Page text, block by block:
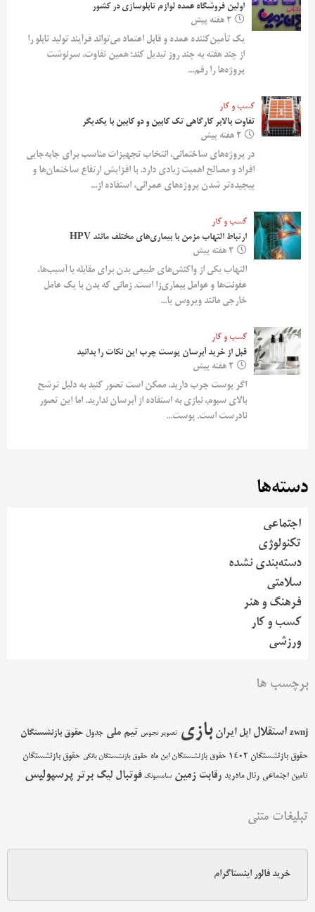
اولین فروشگاه عمده لوازم تابلوسازی در کشور
2 هفته پیش
یک تأمین‌کننده عمده و قابل اعتماد می‌تواند فرآیند تولید تابلو را
از چند هفته به چند روز تبدیل کند؛ همین تفاوت، سرنوشت
پروژه‌ها را رقم...
کسب و کار
تفاوت بالابر کارگاهی تک کابین و دو کابین با یکدیگر
2 هفته پیش
در پروژه‌های ساختمانی، انتخاب تجهیزات مناسب برای جابه‌جایی
افراد و مصالح اهمیت زیادی دارد. با افزایش ارتفاع ساختمان‌ها و
پیچیده‌تر شدن پروژه‌های عمرانی، استفاده از...
کسب و کار
ارتباط التهاب مزمن با بیماری‌های مختلف مانند HPV
2 هفته پیش
التهاب یکی از واکنش‌های طبیعی بدن برای مقابله با آسیب‌ها،
عفونت‌ها و عوامل بیماری‌زا است. زمانی که بدن با یک عامل
خارجی مانند ویروس یا...
کسب و کار
قبل از خرید آبرسان پوست چرب این نکات را بدانید
2 هفته پیش
اگر پوست چرب دارید، ممکن است تصور کنید به دلیل ترشح
بالای سبوم، نیازی به استفاده از آبرسان ندارید. اما این تصور
نادرست است. پوست...
دسته‌ها
اجتماعی
تکنولوژی
دسته‌بندی نشده
سلامتی
فرهنگ و هنر
کسب و کار
ورزشی
برچسب ها
zwnj استقلال اپل ایران بازی تصویر نجومی تیم ملی جدول حقوق بازنشستگان
حقوق بازنشستگان 1402 حقوق بازنشستگان این ماه حقوق بازنشستگان بانکی حقوق بازنشستگان
تامین اجتماعی رئال مادرید رقابت زمین سامسونگ فوتبال لیگ برتر پرسپولیس
تبلیغات متنی
خرید فالور اینستاگرام